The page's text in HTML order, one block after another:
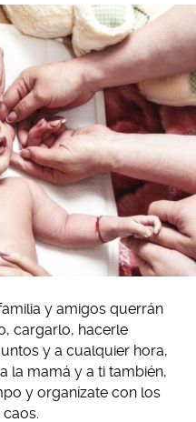
y amigos querrán
cargarlo, hacerle
y a cualquier hora,
la mamá y a ti también,
y organízate con los